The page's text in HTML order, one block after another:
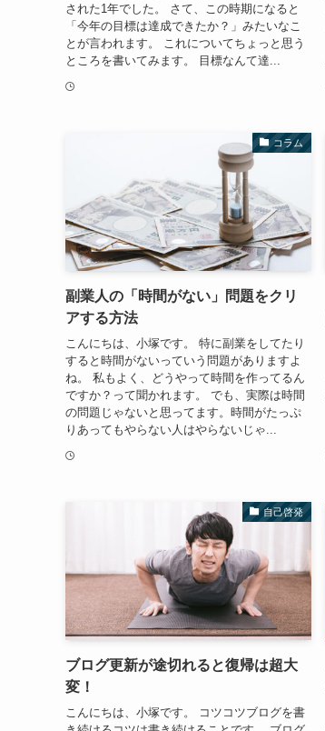
された1年でした。 さて、この時期になると
「今年の目標は達成できたか？」みたいなこ
とが言われます。 これについてちょっと思う
ところを書いてみます。 目標なんて達...
コラム
副業人の「時間がない」問題をクリ
アする方法
こんにちは、小塚です。 特に副業をしてたり
すると時間がないっていう問題がありますよ
ね。 私もよく、どうやって時間を作ってるん
ですか？って聞かれます。 でも、実際は時間
の問題じゃないと思ってます。時間がたっぷ
りあってもやらない人はやらないじゃ...
自己啓発
ブログ更新が途切れると復帰は超大
変！
こんにちは、小塚です。 コツコツブログを書